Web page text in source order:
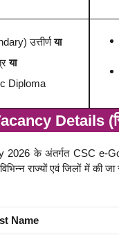
उत्तीर्णया
या
Diploma
Details
के अंतर्गत CSC e-
राज्यों एवं जिलों में
Name